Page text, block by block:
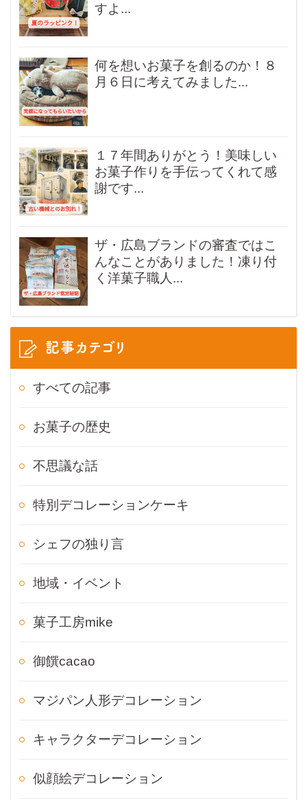
すよ...
何を想いお菓子を創るのか！８
月６日に考えてみました...
１７年間ありがとう！美味しい
お菓子作りを手伝ってくれて感
謝です...
ザ・広島ブランドの審査ではこ
んなことがありました！凍り付
く洋菓子職人...
記事カテゴリ
すべての記事
お菓子の歴史
不思議な話
特別デコレーションケーキ
シェフの独り言
地域・イベント
菓子工房mike
御饌cacao
マジパン人形デコレーション
キャラクターデコレーション
似顔絵デコレーション